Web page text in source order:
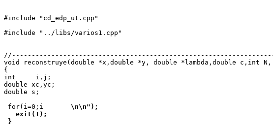
#include "cd_edp_ut.cpp"
#include "../libs/varios1.cpp"
void reconstruye(double *x,double *y, double *lambda,double c,int N,
{
int     i,j;
double xc,yc;
double s;
for(i=0;i
\n\n");
   exit(1);
}